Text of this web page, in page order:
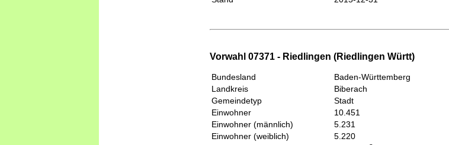
Vorwahl 07371 - Riedlingen (Riedlingen Württ)
Bundesland
Baden-Württemberg
Landkreis
Biberach
Gemeindetyp
Stadt
Einwohner
10.451
Einwohner (männlich)
5.231
Einwohner (weiblich)
5.220